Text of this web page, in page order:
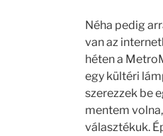
Néha pedig
van az
héten a
egy kültéri
szerezzek be
mentem
választékuk.